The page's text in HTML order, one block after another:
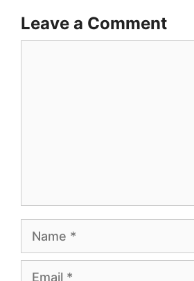
Leave a Comment
Name
Email